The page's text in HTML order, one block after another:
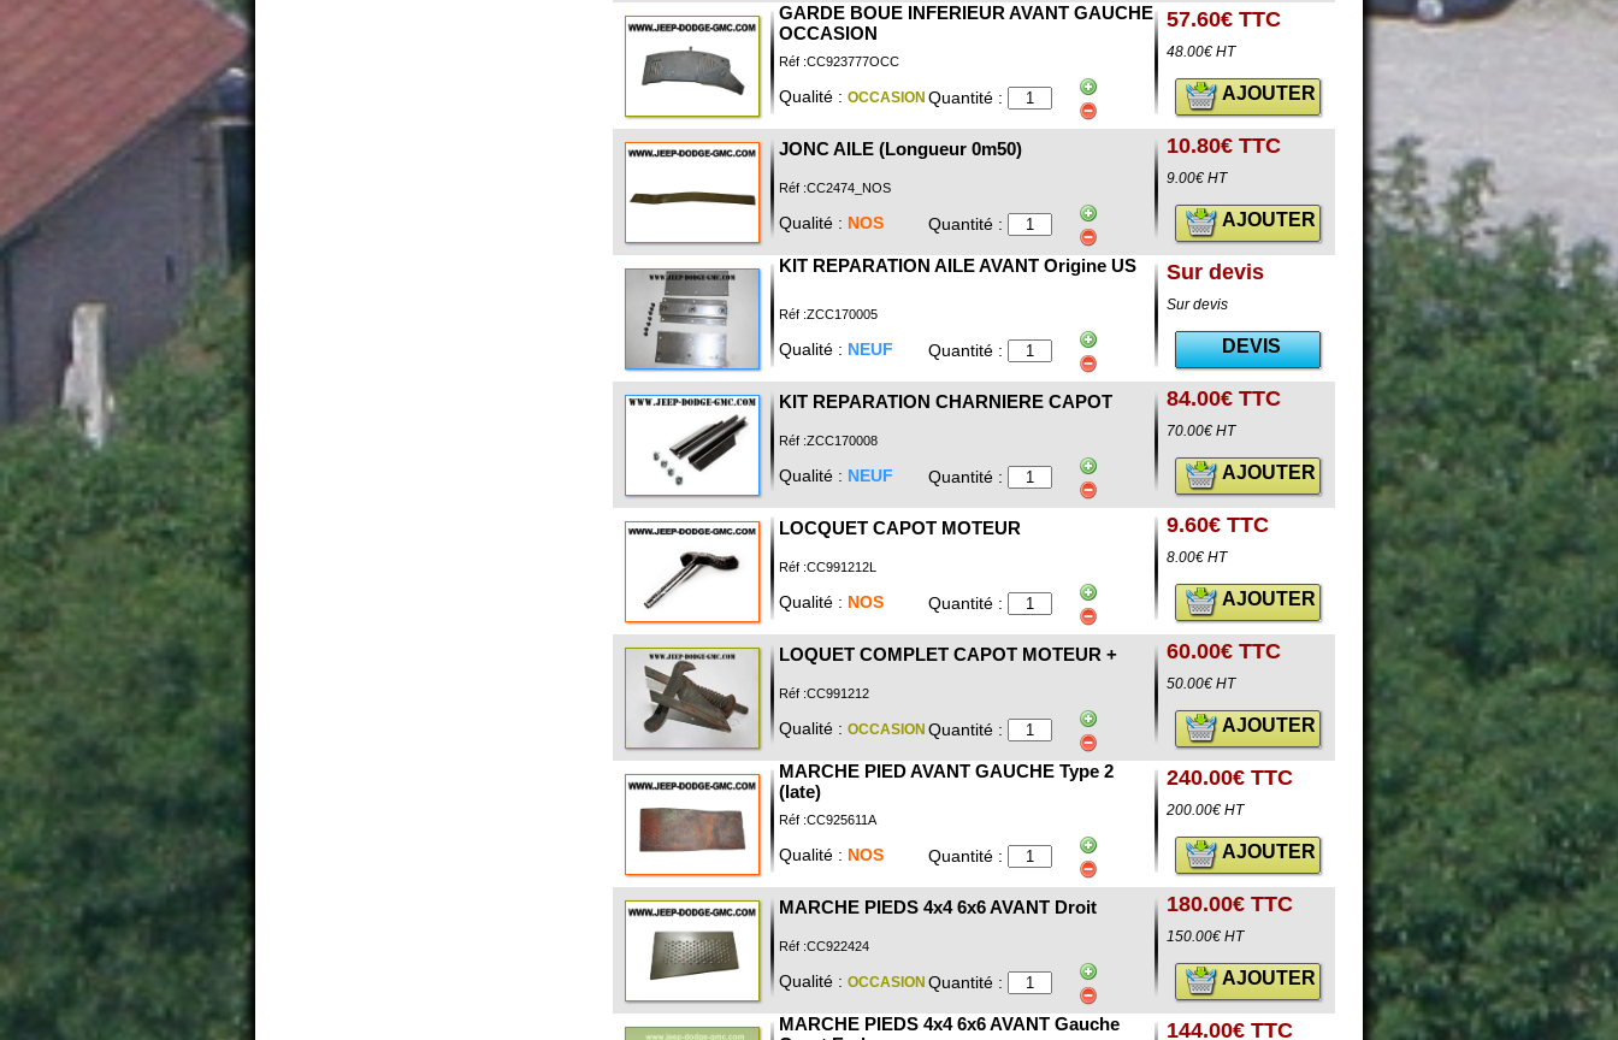
GARDE BOUE INFERIEUR AVANT GAUCHE
OCCASION
Réf :CC923777OCC
Qualité : OCCASION Quantité :
57.60€ TTC
48.00€ HT
AJOUTER
JONC AILE (Longueur 0m50)
Réf :CC2474_NOS
Qualité : NOS Quantité :
10.80€ TTC
9.00€ HT
AJOUTER
KIT REPARATION AILE AVANT Origine US
Réf :ZCC170005
Qualité : NEUF Quantité :
Sur devis
Sur devis
DEVIS
KIT REPARATION CHARNIERE CAPOT
Réf :ZCC170008
Qualité : NEUF Quantité :
84.00€ TTC
70.00€ HT
AJOUTER
LOCQUET CAPOT MOTEUR
Réf :CC991212L
Qualité : NOS Quantité :
9.60€ TTC
8.00€ HT
AJOUTER
LOQUET COMPLET CAPOT MOTEUR +
Réf :CC991212
Qualité : OCCASION Quantité :
60.00€ TTC
50.00€ HT
AJOUTER
MARCHE PIED AVANT GAUCHE Type 2
(late)
Réf :CC925611A
Qualité : NOS Quantité :
240.00€ TTC
200.00€ HT
AJOUTER
MARCHE PIEDS 4x4 6x6 AVANT Droit
Réf :CC922424
Qualité : OCCASION Quantité :
180.00€ TTC
150.00€ HT
AJOUTER
MARCHE PIEDS 4x4 6x6 AVANT Gauche
144.00€ TTC